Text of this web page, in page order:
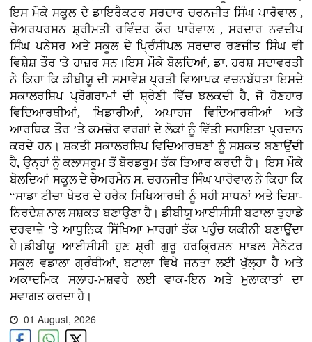
ਇਸ ਮੌਕੇ ਸਕੂਲ ਦੇ ਡਾਇਰੈਕਟਰ ਸਰਦਾਰ ਚਰਨਜੀਤ ਸਿੰਘ ਪਾਰੋਵਾਲ ,
ਚੇਅਰਪਰਸਨ ਸ਼੍ਰੀਮਤੀ ਰਵਿੰਦਰ ਕੌਰ ਪਾਰੋਵਾਲ , ਸਰਦਾਰ ਨਵਦੀਪ
ਸਿੰਘ ਪਨੇਸਰ ਅਤੇ ਸਕੂਲ ਦੇ ਪ੍ਰਿੰਸੀਪਲ ਸਰਦਾਰ ਰਣਜੀਤ ਸਿੰਘ ਵੀ
ਵਿਸ਼ੇਸ਼ ਤੌਰ 'ਤੇ ਹਾਜ਼ਰ ਸਨ।ਇਸ ਮੌਕੇ ਬੋਲਦਿਆਂ, ਡਾ. ਹਰਸ਼ ਸਦਾਵਰਤੀ
ਨੇ ਕਿਹਾ ਕਿ ਡੀਬੀਯੂ ਦੀ ਸਮਾਵੇਸ਼ ਪ੍ਰਤੀ ਵਿਆਪਕ ਵਚਨਬੱਧਤਾ ਇਸਦੇ
ਸਕਾਲਰਸ਼ਿਪ ਪ੍ਰੋਗਰਾਮਾਂ ਦੀ ਸ਼੍ਰੇਣੀ ਵਿੱਚ ਝਲਕਦੀ ਹੈ, ਜੋ ਹੋਣਹਾਰ
ਵਿਦਿਆਰਥੀਆਂ, ਖਿਡਾਰੀਆਂ, ਅਪਾਹਜ ਵਿਦਿਆਰਥੀਆਂ ਅਤੇ
ਆਰਥਿਕ ਤੌਰ ’ਤੇ ਕਮਜ਼ੋਰ ਵਰਗਾਂ ਦੇ ਲੋਕਾਂ ਨੂੰ ਵਿੱਤੀ ਸਹਾਇਤਾ ਪ੍ਰਦਾਨ
ਕਰਦੇ ਹਨ। ਸ਼ਕਤੀ ਸਕਾਲਰਸ਼ਿਪ ਵਿਦਿਆਰਥਣਾਂ ਨੂੰ ਸਸ਼ਕਤ ਬਣਾਉਂਦੀ
ਹੈ, ਉਨ੍ਹਾਂ ਨੂੰ ਕਲਾਸਰੂਮ ਤੋਂ ਬੋਰਡਰੂਮ ਤੱਕ ਤਿਆਰ ਕਰਦੀ ਹੈ। ਇਸ ਮੌਕੇ
ਬੋਲਦਿਆਂ ਸਕੂਲ ਦੇ ਚੇਅਰਮੈਨ ਸ. ਚਰਨਜੀਤ ਸਿੰਘ ਪਾਰੋਵਾਲ ਨੇ ਕਿਹਾ ਕਿ
“ਸਾਡਾ ਟੀਚਾ ਖੇਤਰ ਦੇ ਹਰੇਕ ਸਿਖਿਆਰਥੀ ਨੂੰ ਸਹੀ ਸਾਧਨਾਂ ਅਤੇ ਦਿਸ਼ਾ-
ਨਿਰਦੇਸ਼ ਨਾਲ ਸਸ਼ਕਤ ਬਣਾਉਣਾ ਹੈ। ਡੀਬੀਯੂ ਆਈਸੀਸੀ ਬਟਾਲਾ ਤੁਹਾਡੇ
ਦਰਵਾਜ਼ੇ 'ਤੇ ਆਧੁਨਿਕ ਸਿੱਖਿਆ ਮਾਰਗਾਂ ਤੱਕ ਪਹੁੰਚ ਯਕੀਨੀ ਬਣਾਉਂਦਾ
ਹੈ।ਡੀਬੀਯੂ ਆਈਸੀਸੀ ਹੁਣ ਸ਼੍ਰੀ ਗੁਰੂ ਹਰਕ੍ਰਿਸ਼ਨ ਮਾਡਲ ਸੈਨੇਟਰ
ਸਕੂਲ ਵਡਾਲਾ ਗ੍ਰੰਥੀਆਂ, ਬਟਾਲਾ ਵਿਖੇ ਜਨਤਾ ਲਈ ਖੁੱਲ੍ਹਾ ਹੈ ਅਤੇ
ਅਕਾਦਮਿਕ ਸਲਾਹ-ਮਸ਼ਵਰੇ ਲਈ ਵਾਕ-ਇਨ ਅਤੇ ਮੁਲਾਕਾਤਾਂ ਦਾ
ਸਵਾਗਤ ਕਰਦਾ ਹੈ।
01 August, 2026